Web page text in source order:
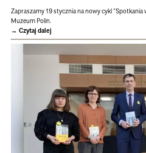
Zapraszamy 19 stycznia na nowy cykl
Muzeum Polin.
Czytaj dalej